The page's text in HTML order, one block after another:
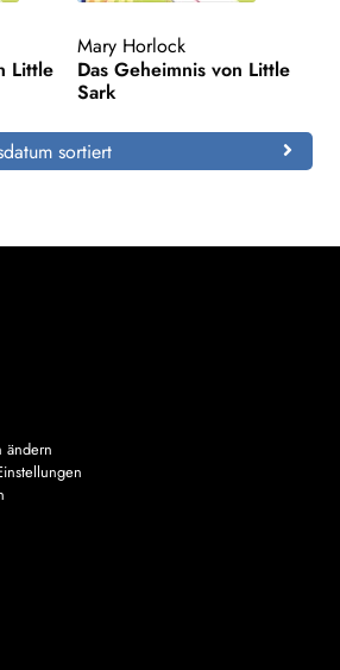
Little
Mary Horlock
Das Geheimnis von Little
Sark
sortiert
ändern